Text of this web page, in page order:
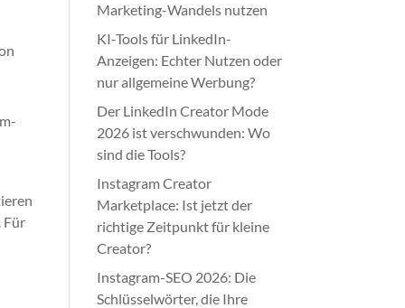
Für
Marketing-Wandels nutzen
KI-Tools für LinkedIn-
Anzeigen: Echter Nutzen oder
nur allgemeine Werbung?
Der LinkedIn Creator Mode
2026 ist verschwunden: Wo
sind die Tools?
Instagram Creator
Marketplace: Ist jetzt der
richtige Zeitpunkt für kleine
Creator?
Instagram-SEO 2026: Die
Schlüsselwörter, die Ihre